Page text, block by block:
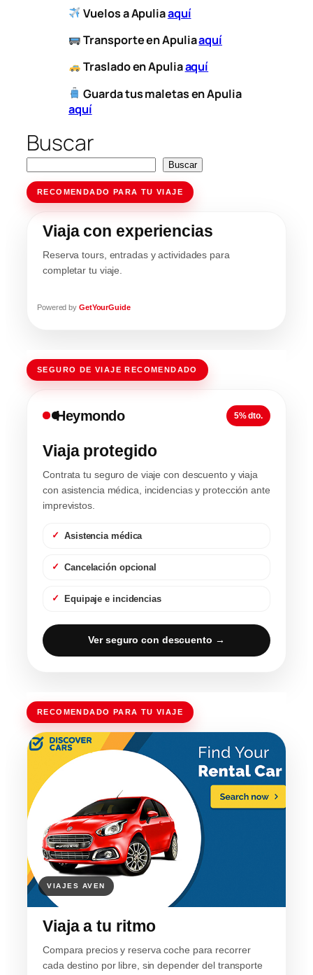
Vuelos a Apuliaaquí
​Transporteen Apuliaaquí
​Traslado en Apuliaaquí
Guarda tus maletas en Apulia
aquí
Buscar
Buscar
RECOMENDADO PARA TU VIAJE
Viaja con experiencias
Reserva tours, entradas y actividades para
completar tu viaje.
Powered by GetYourGuide
SEGURO DE VIAJE RECOMENDADO
Heymondo 5% dto.
Viaja protegido
Contrata tu seguro de viaje con descuento y viaja
con asistencia médica, incidencias y protección ante
imprevistos.
Asistencia médica
Cancelación opcional
Equipaje e incidencias
Ver seguro con descuento →
RECOMENDADO PARA TU VIAJE
Viaja a tu ritmo
Compara precios y reserva coche para recorrer
cada destino por libre, sin depender del transporte